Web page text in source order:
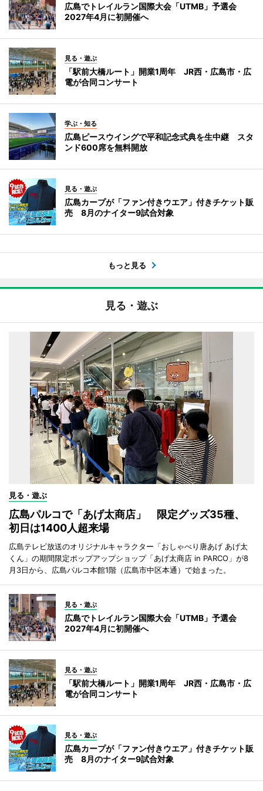
広島でトレイルラン国際大会「UTMB」予選会
2027年4月に初開催へ
見る・遊ぶ
「駅前大橋ルート」開業1周年 JR西・広島市・広
電が合同コンサート
学ぶ・知る
広島ピースウイングで平和記念式典を生中継 スタ
ンド600席を無料開放
見る・遊ぶ
広島カープが「ファン付きウエア」付きチケット販
売 8月のナイター9試合対象
もっと見る
見る・遊ぶ
見る・遊ぶ
広島パルコで「あげ太商店」 限定グッズ35種、
初日は1400人超来場
広島テレビ放送のオリジナルキャラクター「おしゃべり唐あげ あげ太
くん」の期間限定ポップアップショップ「あげ太商店 in PARCO」が8
月3日から、広島パルコ本館1階（広島市中区本通）で始まった。
見る・遊ぶ
広島でトレイルラン国際大会「UTMB」予選会
2027年4月に初開催へ
見る・遊ぶ
「駅前大橋ルート」開業1周年 JR西・広島市・広
電が合同コンサート
見る・遊ぶ
広島カープが「ファン付きウエア」付きチケット販
売 8月のナイター9試合対象